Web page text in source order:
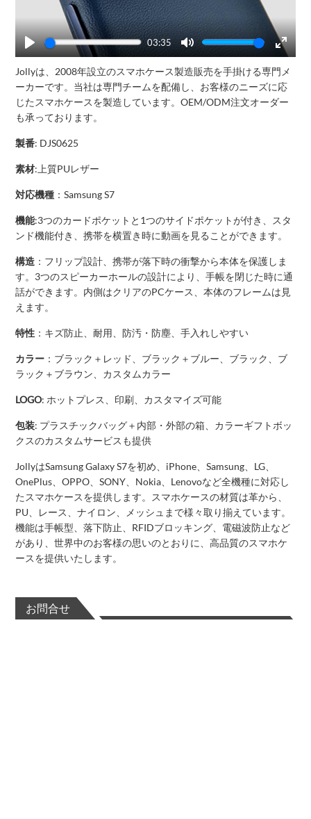
Play
03:35
Mute
Enter
Jollyは、2008年設立のスマホケース製造販売を手掛ける専門メ
ーカーです。当社は専門チームを配備し、お客様のニーズに応
じたスマホケースを製造しています。OEM/ODM注文オーダー
も承っております。
製番: DJS0625
素材:上質PUレザー
対応機種 ：Samsung S7
機能:3つのカードポケットと1つのサイドポケットが付き、スタ
ンド機能付き、携帯を横置き時に動画を見ることができます。
構造 ：フリップ設計、携帯が落下時の衝撃から本体を保護しま
す。3つのスピーカーホールの設計により、手帳を閉じた時に通
話ができます。内側はクリアのPCケース、本体のフレームは見
えます。
特性 ：キズ防止、耐用、防汚・防塵、手入れしやすい
カラー ：ブラック＋レッド、ブラック＋ブルー、ブラック、ブ
ラック＋ブラウン、カスタムカラー
LOGO: ホットプレス、印刷、カスタマイズ可能
包装: プラスチックバッグ＋内部・外部の箱、カラーギフトボッ
クスのカスタムサービスも提供
JollyはSamsung Galaxy S7を初め、iPhone、Samsung、LG、
OnePlus、OPPO、SONY、Nokia、Lenovoなど全機種に対応し
たスマホケースを提供します。スマホケースの材質は革から、
PU、レース、ナイロン、メッシュまで様々取り揃えています。
機能は手帳型、落下防止、RFIDブロッキング、電磁波防止など
があり、世界中のお客様の思いのとおりに、高品質のスマホケ
ースを提供いたします。
お問合せ